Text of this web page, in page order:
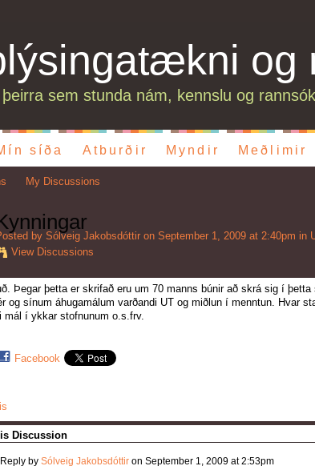
og
sem stunda nám, kennslu og
síða Atburðir Myndir Meðlimir
My Discussions
by Sólveig Jakobsdóttiron September 1, 2009 at 2:40pm in
View Discussions
Þegar þetta er skrifað eru um 70 manns búnir að skrá sig í
og sínum áhugamálum varðandi UT og miðlun í menntun. Hvar
mál í ykkar stofnunum o.s.frv.
Facebook
Discussion
Reply by Sólveig Jakobsdóttiron September 1, 2009 at 2:53pm